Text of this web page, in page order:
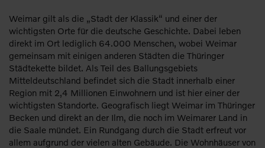
Weimar gilt als die „Stadt der Klassik“ und einer der
wichtigsten Orte für die deutsche Geschichte. Dabei leben
direkt im Ort lediglich 64.000 Menschen, wobei Weimar
gemeinsam mit einigen anderen Städten die Thüringer
Städtekette bildet. Als Teil des Ballungsgebiets
Mitteldeutschland befindet sich die Stadt innerhalb einer
Region mit 2,4 Millionen Einwohnern und ist hier einer der
wichtigsten Standorte. Geografisch liegt Weimar im Thüringer
Becken und direkt an der Ilm, die noch im Weimarer Land in
die Saale mündet. Ein Rundgang durch die Stadt erfreut vor
allem aufgrund der vielen alten Gebäude. Die Wohnhäuser von